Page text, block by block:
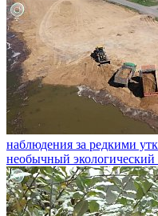
наблюдения за редкими
необычный экологический